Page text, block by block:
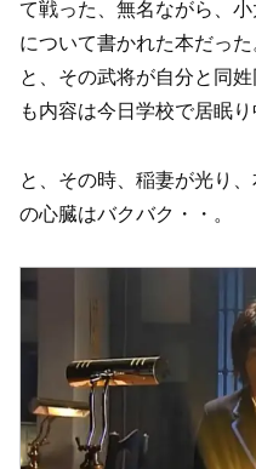
て戦った、無名ながら、
について書かれた本だっ
と、その武将が自分と同
も内容は今日学校で居眠
と、その時、稲妻が光り
の心臓はバクバク・・。